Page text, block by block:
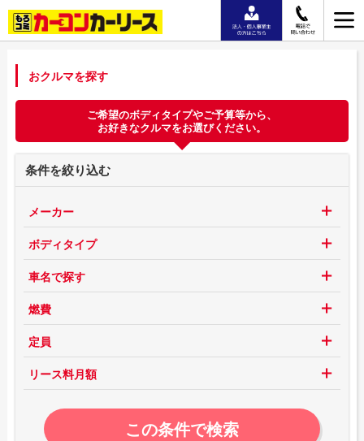
おクルマを探す
ご希望のボディタイプやご予算等から、
お好きなクルマをお選びください。
条件を絞り込む
メーカー
ボディタイプ
車名で探す
燃費
定員
リース料月額
この条件で検索